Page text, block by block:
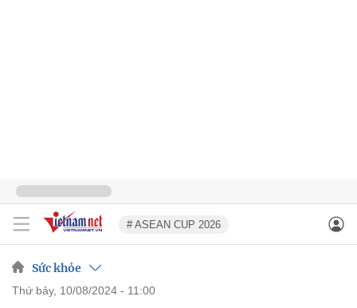
# ASEAN CUP 2026
Sức khỏe
thứ bảy, 10/08/2024 - 11:00